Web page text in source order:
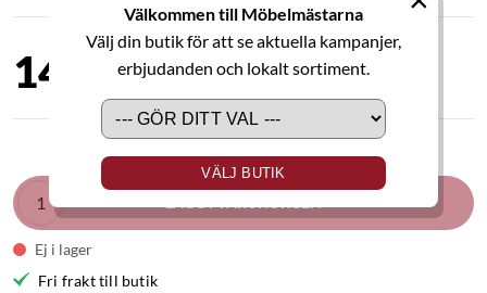
Välkommen till Möbelmästarna
Välj din butik för att se aktuella kampanjer,
erbjudanden och lokalt sortiment.
VÄLJ BUTIK
14 700,00 kr
Ej i lager
Fri frakt till butik